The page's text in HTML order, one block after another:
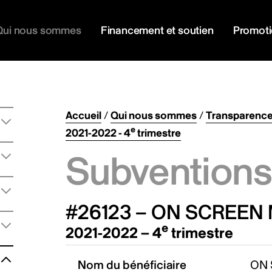
nous sommes Financement et soutien
Accueil/Qui nous sommes/
2021-2022 - 4etrimestre
#26123 – ON
2021-2022 – 4e trimestre
Nom du bénéficiaire ON